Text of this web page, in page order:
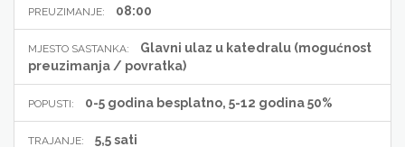
PREUZIMANJE: 08:00
MJESTO SASTANKA:
Glavni ulaz u katedralu (mogućnost
preuzimanja / povratka)
POPUSTI: 0-5 godina besplatno, 5-12 godina 50%
TRAJANJE: 5,5 sati